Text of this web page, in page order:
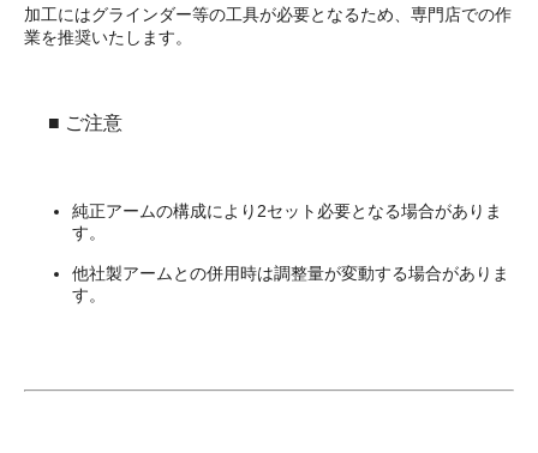
加工にはグラインダー等の工具が必要となるため、専門店での作
業を推奨いたします。
■ ご注意
純正アームの構成により2セット必要となる場合がありま
す。
他社製アームとの併用時は調整量が変動する場合がありま
す。